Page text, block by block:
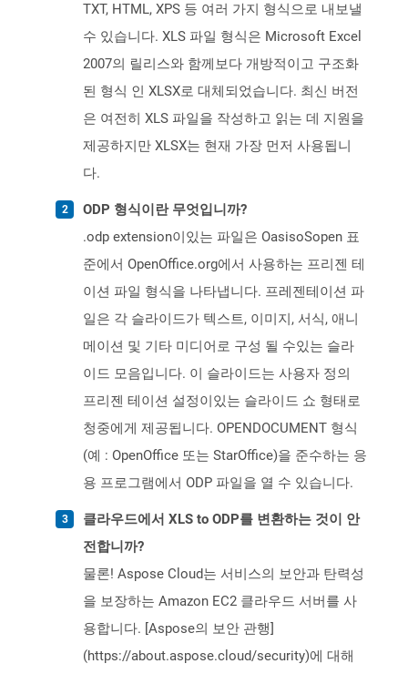
TXT, HTML, XPS 등 여러 가지 형식으로 내보낼
수 있습니다. XLS 파일 형식은 Microsoft Excel
2007의 릴리스와 함께보다 개방적이고 구조화
된 형식 인 XLSX로 대체되었습니다. 최신 버전
은 여전히 ​​XLS 파일을 작성하고 읽는 데 지원을
제공하지만 XLSX는 현재 가장 먼저 사용됩니
다.
ODP 형식이란 무엇입니까?
.odp extension이있는 파일은 OasisoSopen 표
준에서 OpenOffice.org에서 사용하는 프리젠 테
이션 파일 형식을 나타냅니다. 프레젠테이션 파
일은 각 슬라이드가 텍스트, 이미지, 서식, 애니
메이션 및 기타 미디어로 구성 될 수있는 슬라
이드 모음입니다. 이 슬라이드는 사용자 정의
프리젠 테이션 설정이있는 슬라이드 쇼 형태로
청중에게 제공됩니다. OPENDOCUMENT 형식
(예 : OpenOffice 또는 StarOffice)을 준수하는 응
용 프로그램에서 ODP 파일을 열 수 있습니다.
클라우드에서 XLS to ODP를 변환하는 것이 안
전합니까?
물론! Aspose Cloud는 서비스의 보안과 탄력성
을 보장하는 Amazon EC2 클라우드 서버를 사
용합니다. [Aspose의 보안 관행]
(https://about.aspose.cloud/security)에 대해